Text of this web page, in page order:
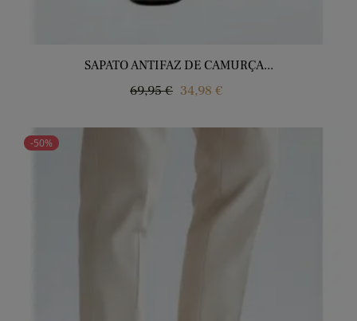
SAPATO ANTIFAZ DE CAMURÇA...
Regular
69,95 € Price
34,98 €
-50%